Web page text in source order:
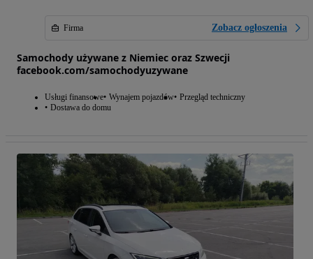
Firma Zobacz ogłoszenia
Samochody używane z Niemiec oraz Szwecji
facebook.com/samochodyuzywane
Usługi finansowe Wynajem pojazdów Przegląd techniczny
Dostawa do domu